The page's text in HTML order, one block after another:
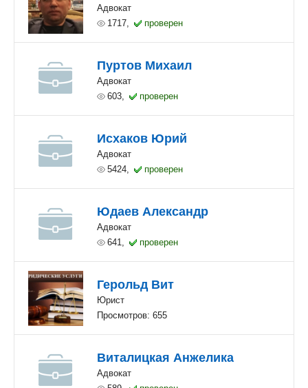
Адвокат
1717,
проверен
Пуртов Михаил
Адвокат
603,
проверен
Исхаков Юрий
Адвокат
5424,
проверен
Юдаев Александр
Адвокат
641,
проверен
Герольд Вит
Юрист
Просмотров: 655
Виталицкая Анжелика
Адвокат